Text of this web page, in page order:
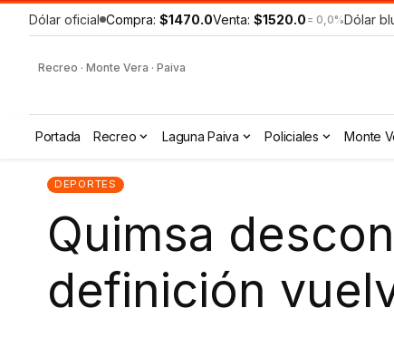
Dólar oficial Compra: $1470.0Venta: $1520.0 = 0,0%Dólar
Recreo · Monte Vera · Paiva
Portada Recreo Laguna Paiva Policiales Monte
DEPORTES
Quimsa
definición